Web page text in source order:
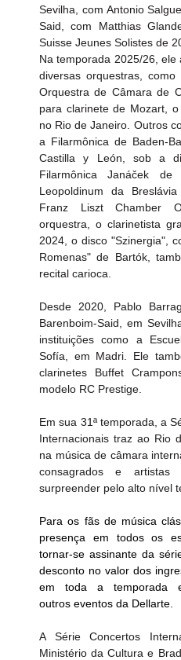
Sevilha, com Antonio
Said, com Matthias
Suisse Jeunes Solistes de
Na temporada 2025/26,
diversas orquestras,
Orquestra de Câmara de
para clarinete de Mozart,
no Rio de Janeiro. Outros
a Filarmônica de Baden-
Castilla y León, sob a
Filarmônica Janáček
Leopoldinum da
Franz Liszt Chamber
orquestra, o clarinetista
2024, o disco "Szinergia",
Romenas" de Bartók,
recital carioca.
Desde 2020, Pablo
Barenboim-Said, em
instituições como a
Sofía, em Madri. Ele
clarinetes Buffet
modelo RC Prestige.
Em sua 31ª temporada, a
Internacionais traz ao Rio
na música de câmara
consagrados e
surpreender pelo alto nível
Para os fãs de música
presença em todos os
tornar-se assinante da
desconto no valor dos
em toda a temporada
outros eventos da Dellarte.
A Série Concertos
Ministério da Cultura e